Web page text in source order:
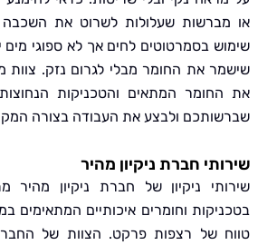
שעלולות לשרוט את השכבה
בסמרטוטים לחים אך לא ספוגי מים יסייע
את החומר מבלי לגרום נזק. צוות מומחה
המתאים והטכניקות הנחוצות לכל
ולבצע את העבודה בצורה המקצועית
חברת ניקיון מהיר
ניקיון של חברת ניקיון מהיר מתמקדים
וחומרים איכותיים המתאימים במיוחד
של רצפות פרקט. הצוות של החברה עובר